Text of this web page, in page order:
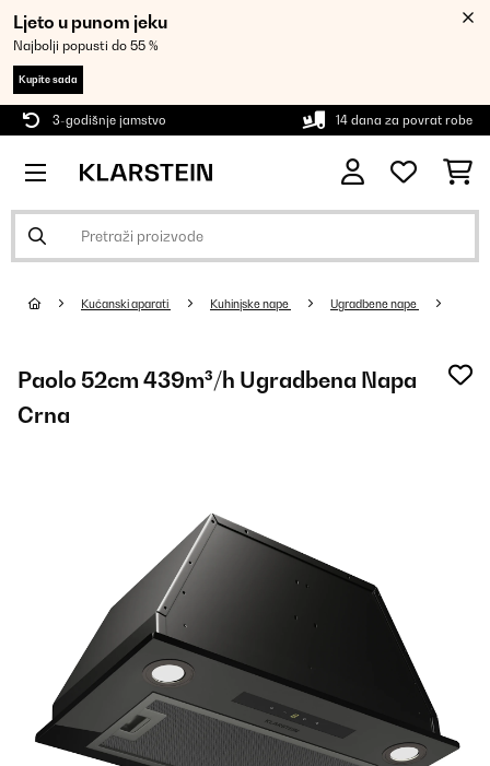
Ljeto u punom jeku
Najbolji popusti do 55 %
Kupite sada
3-godišnje jamstvo 14 dana za povrat robe
Kućanski aparati Kuhinjske nape Ugradbene nape
Paolo 52cm 439m³/h Ugradbena Napa
Crna